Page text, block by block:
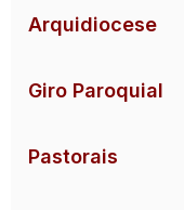
Arquidiocese
Giro Paroquial
Pastorais